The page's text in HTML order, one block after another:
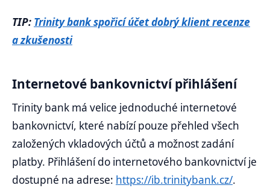
TIP: Trinity bank spořicí účet dobrý klient recenze
a zkušenosti
Internetové bankovnictví přihlášení
Trinity bank má velice jednoduché internetové
bankovnictví, které nabízí pouze přehled všech
založených vkladových účtů a možnost zadání
platby. Přihlášení do internetového bankovnictví je
dostupné na adrese: https://ib.trinitybank.cz/.